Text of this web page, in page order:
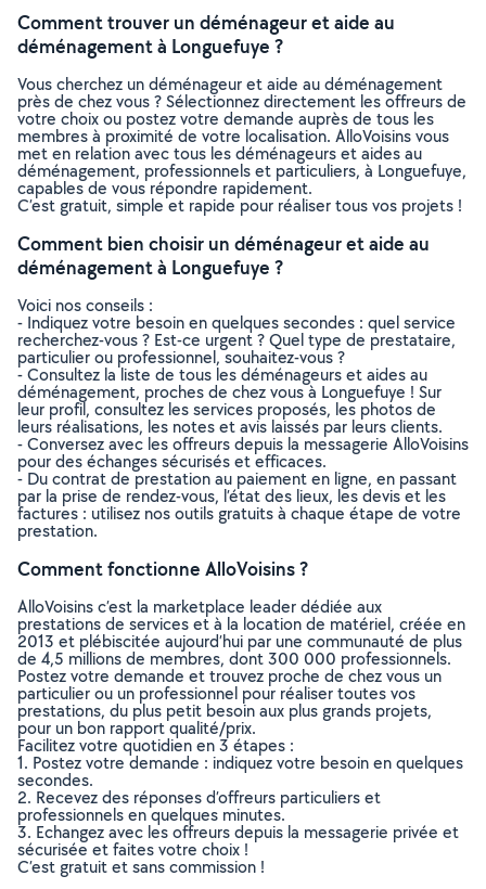
Comment trouver un déménageur et aide au
déménagement à Longuefuye ?
Vous cherchez un déménageur et aide au déménagement
près de chez vous ? Sélectionnez directement les offreurs de
votre choix ou postez votre demande auprès de tous les
membres à proximité de votre localisation. AlloVoisins vous
met en relation avec tous les déménageurs et aides au
déménagement, professionnels et particuliers, à Longuefuye,
capables de vous répondre rapidement.
C’est gratuit, simple et rapide pour réaliser tous vos projets !
Comment bien choisir un déménageur et aide au
déménagement à Longuefuye ?
Voici nos conseils :
- Indiquez votre besoin en quelques secondes : quel service
recherchez-vous ? Est-ce urgent ? Quel type de prestataire,
particulier ou professionnel, souhaitez-vous ?
- Consultez la liste de tous les déménageurs et aides au
déménagement, proches de chez vous à Longuefuye ! Sur
leur profil, consultez les services proposés, les photos de
leurs réalisations, les notes et avis laissés par leurs clients.
- Conversez avec les offreurs depuis la messagerie AlloVoisins
pour des échanges sécurisés et efficaces.
- Du contrat de prestation au paiement en ligne, en passant
par la prise de rendez-vous, l’état des lieux, les devis et les
factures : utilisez nos outils gratuits à chaque étape de votre
prestation.
Comment fonctionne AlloVoisins ?
AlloVoisins c’est la marketplace leader dédiée aux
prestations de services et à la location de matériel, créée en
2013 et plébiscitée aujourd’hui par une communauté de plus
de 4,5 millions de membres, dont 300 000 professionnels.
Postez votre demande et trouvez proche de chez vous un
particulier ou un professionnel pour réaliser toutes vos
prestations, du plus petit besoin aux plus grands projets,
pour un bon rapport qualité/prix.
Facilitez votre quotidien en 3 étapes :
1. Postez votre demande : indiquez votre besoin en quelques
secondes.
2. Recevez des réponses d’offreurs particuliers et
professionnels en quelques minutes.
3. Echangez avec les offreurs depuis la messagerie privée et
sécurisée et faites votre choix !
C’est gratuit et sans commission !